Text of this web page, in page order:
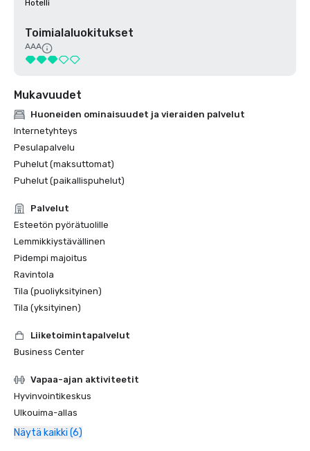
Hotelli
Toimialaluokitukset
AAA
Mukavuudet
Huoneiden ominaisuudet ja vieraiden palvelut
Internetyhteys
Pesulapalvelu
Puhelut (maksuttomat)
Puhelut (paikallispuhelut)
Palvelut
Esteetön pyörätuolille
Lemmikkiystävällinen
Pidempi majoitus
Ravintola
Tila (puoliyksityinen)
Tila (yksityinen)
Liiketoimintapalvelut
Business Center
Vapaa-ajan aktiviteetit
Hyvinvointikeskus
Ulkouima-allas
Näytä kaikki (6)